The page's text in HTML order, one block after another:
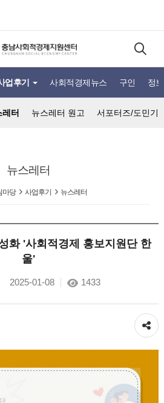
업후기 사회적경제뉴스 구인 정
레터 뉴스레터 원고 서포터즈/도민기
뉴스레터
마당 사업후기 뉴스레터
화 '사회적경제 홍보지원단 한
울'
2025-01-08 1433
공유하기